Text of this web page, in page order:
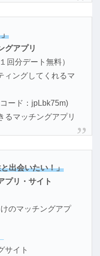
グアプリ
回分デート無料）
ィングしてくれるマ
ード：jpLbk75m)
るマッチングアプリ
出会いたい！」
プリ・サイト
のマッチングアプ
サイト